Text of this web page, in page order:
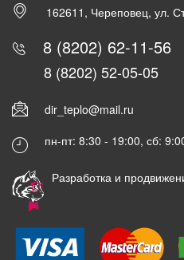
162611, Череповец, ул.
8 (8202) 62-11-56
8 (8202) 52-05-05
dir_teplo@mail.ru
пн-пт: 8:30 - 19:00, сб:
Разработка и